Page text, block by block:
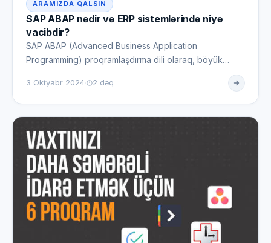
ARAMIZDA QALSIN
SAP ABAP nədir və ERP sistemlərində niyə
vacibdir?
SAP ABAP (Advanced Business Application
Programming) proqramlaşdırma dili olaraq, böyük
3 Oktyabr 2024· 2 dəq